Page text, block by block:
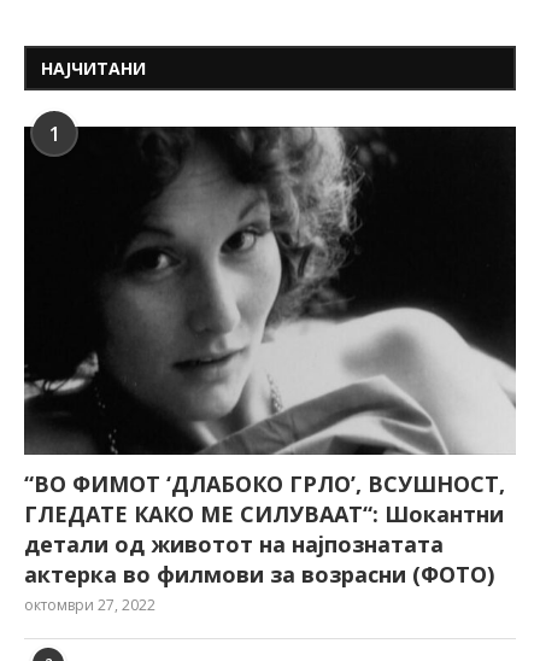
НАЈЧИТАНИ
1
“ВО ФИМОТ ‘ДЛАБОКО ГРЛО’, ВСУШНОСТ,
ГЛЕДАТЕ КАКО МЕ СИЛУВААТ“: Шокантни
детали од животот на најпознатата
актерка во филмови за возрасни (ФОТО)
октомври 27, 2022